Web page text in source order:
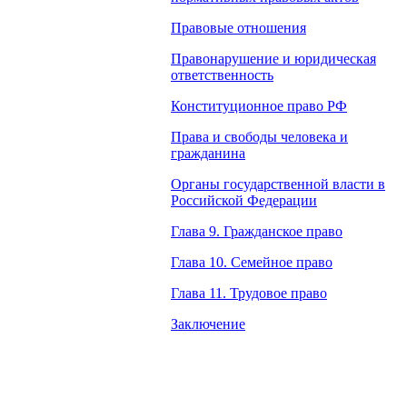
Правовые отношения
Правонарушение и юридическая
ответственность
Конституционное право РФ
Права и свободы человека и
гражданина
Органы государственной власти в
Российской Федерации
Глава 9. Гражданское право
Глава 10. Семейное право
Глава 11. Трудовое право
Заключение